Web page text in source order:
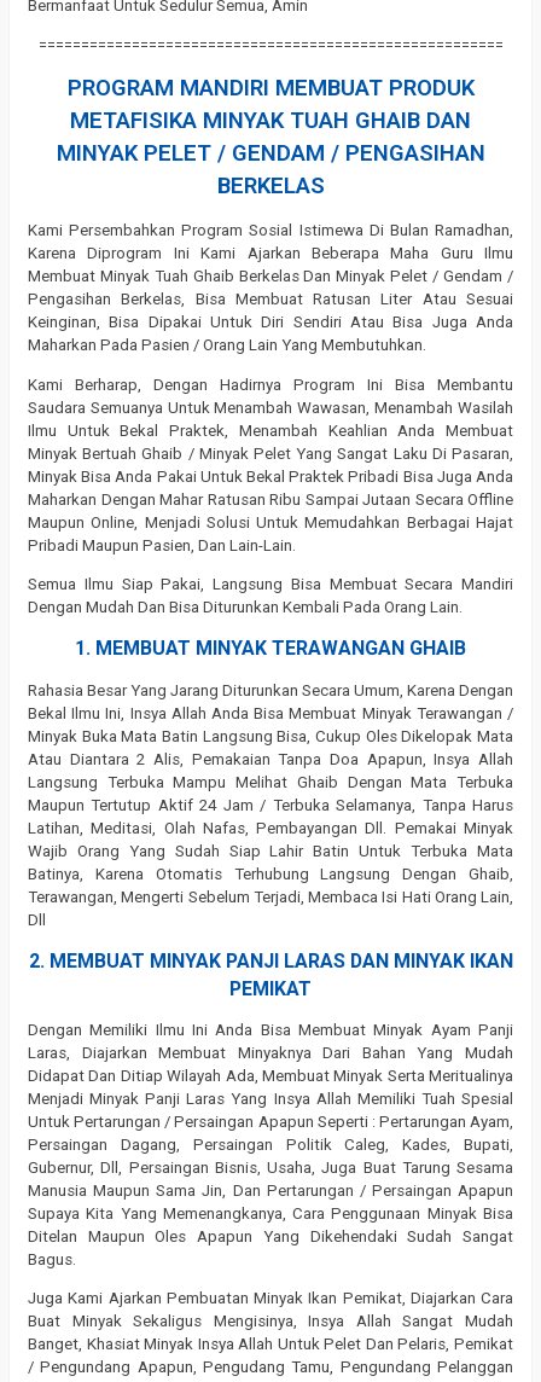
Bermanfaat Untuk Sedulur Semua, Amin
=======================================================
PROGRAM MANDIRI MEMBUAT PRODUK
METAFISIKA MINYAK TUAH GHAIB DAN
MINYAK PELET / GENDAM / PENGASIHAN
BERKELAS
Kami Persembahkan Program Sosial Istimewa Di Bulan Ramadhan,
Karena Diprogram Ini Kami Ajarkan Beberapa Maha Guru Ilmu
Membuat Minyak Tuah Ghaib Berkelas Dan Minyak Pelet / Gendam /
Pengasihan Berkelas, Bisa Membuat Ratusan Liter Atau Sesuai
Keinginan, Bisa Dipakai Untuk Diri Sendiri Atau Bisa Juga Anda
Maharkan Pada Pasien / Orang Lain Yang Membutuhkan.
Kami Berharap, Dengan Hadirnya Program Ini Bisa Membantu
Saudara Semuanya Untuk Menambah Wawasan, Menambah Wasilah
Ilmu Untuk Bekal Praktek, Menambah Keahlian Anda Membuat
Minyak Bertuah Ghaib / Minyak Pelet Yang Sangat Laku Di Pasaran,
Minyak Bisa Anda Pakai Untuk Bekal Praktek Pribadi Bisa Juga Anda
Maharkan Dengan Mahar Ratusan Ribu Sampai Jutaan Secara Offline
Maupun Online, Menjadi Solusi Untuk Memudahkan Berbagai Hajat
Pribadi Maupun Pasien, Dan Lain-Lain.
Semua Ilmu Siap Pakai, Langsung Bisa Membuat Secara Mandiri
Dengan Mudah Dan Bisa Diturunkan Kembali Pada Orang Lain.
1. MEMBUAT MINYAK TERAWANGAN GHAIB
Rahasia Besar Yang Jarang Diturunkan Secara Umum, Karena Dengan
Bekal Ilmu Ini, Insya Allah Anda Bisa Membuat Minyak Terawangan /
Minyak Buka Mata Batin Langsung Bisa, Cukup Oles Dikelopak Mata
Atau Diantara 2 Alis, Pemakaian Tanpa Doa Apapun, Insya Allah
Langsung Terbuka Mampu Melihat Ghaib Dengan Mata Terbuka
Maupun Tertutup Aktif 24 Jam / Terbuka Selamanya, Tanpa Harus
Latihan, Meditasi, Olah Nafas, Pembayangan Dll. Pemakai Minyak
Wajib Orang Yang Sudah Siap Lahir Batin Untuk Terbuka Mata
Batinya, Karena Otomatis Terhubung Langsung Dengan Ghaib,
Terawangan, Mengerti Sebelum Terjadi, Membaca Isi Hati Orang Lain,
Dll
2. MEMBUAT MINYAK PANJI LARAS DAN MINYAK IKAN
PEMIKAT
Dengan Memiliki Ilmu Ini Anda Bisa Membuat Minyak Ayam Panji
Laras, Diajarkan Membuat Minyaknya Dari Bahan Yang Mudah
Didapat Dan Ditiap Wilayah Ada, Membuat Minyak Serta Meritualinya
Menjadi Minyak Panji Laras Yang Insya Allah Memiliki Tuah Spesial
Untuk Pertarungan / Persaingan Apapun Seperti : Pertarungan Ayam,
Persaingan Dagang, Persaingan Politik Caleg, Kades, Bupati,
Gubernur, Dll, Persaingan Bisnis, Usaha, Juga Buat Tarung Sesama
Manusia Maupun Sama Jin, Dan Pertarungan / Persaingan Apapun
Supaya Kita Yang Memenangkanya, Cara Penggunaan Minyak Bisa
Ditelan Maupun Oles Apapun Yang Dikehendaki Sudah Sangat
Bagus.
Juga Kami Ajarkan Pembuatan Minyak Ikan Pemikat, Diajarkan Cara
Buat Minyak Sekaligus Mengisinya, Insya Allah Sangat Mudah
Banget, Khasiat Minyak Insya Allah Untuk Pelet Dan Pelaris, Pemikat
/ Pengundang Apapun, Pengudang Tamu, Pengundang Pelanggan